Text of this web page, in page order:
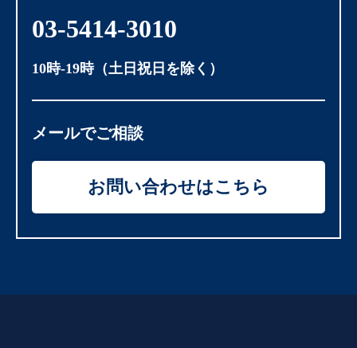
03-5414-3010
10時-19時（土日祝日を除く）
メールでご相談
お問い合わせはこちら